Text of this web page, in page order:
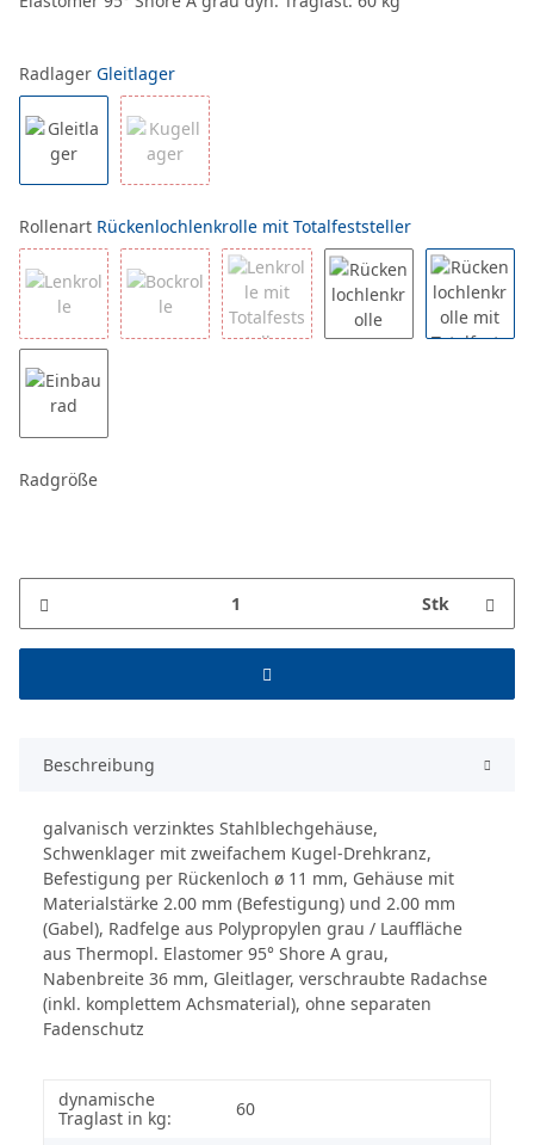
Radlager Gleitlager
Rollenart Rückenlochlenkrolle mit Totalfeststeller
Radgröße
Stk
Beschreibung
galvanisch verzinktes Stahlblechgehäuse,
Schwenklager mit zweifachem Kugel-Drehkranz,
Befestigung per Rückenloch ø 11 mm, Gehäuse mit
Materialstärke 2.00 mm (Befestigung) und 2.00 mm
(Gabel), Radfelge aus Polypropylen grau / Lauffläche
aus Thermopl. Elastomer 95° Shore A grau,
Nabenbreite 36 mm, Gleitlager, verschraubte Radachse
(inkl. komplettem Achsmaterial), ohne separaten
Fadenschutz
dynamische
Traglast in kg:
60